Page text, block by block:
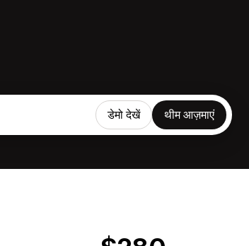
डेमो देखें थीम आज़माएं